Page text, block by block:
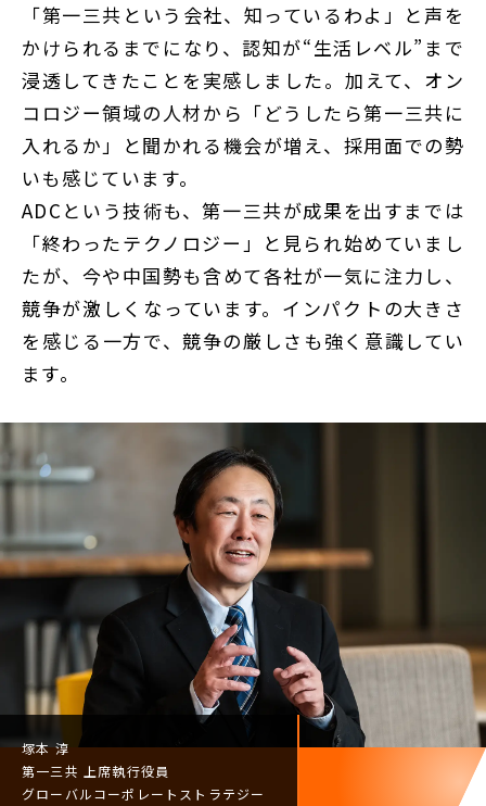
「第一三共という会社、知っているわよ」と声を
かけられるまでになり、認知が“生活レベル”まで
浸透してきたことを実感しました。加えて、オン
コロジー領域の人材から「どうしたら第一三共に
入れるか」と聞かれる機会が増え、採用面での勢
いも感じています。
ADCという技術も、第一三共が成果を出すまでは
「終わったテクノロジー」と見られ始めていまし
たが、今や中国勢も含めて各社が一気に注力し、
競争が激しくなっています。インパクトの大きさ
を感じる一方で、競争の厳しさも強く意識してい
ます。
塚本 淳
第一三共 上席執行役員
グローバルコーポレート ストラテジー